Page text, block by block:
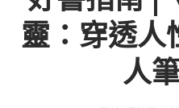
靈：穿透人
人